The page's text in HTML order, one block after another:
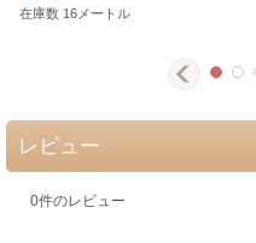
在庫数 16メートル
レビュー
0件のレビュー